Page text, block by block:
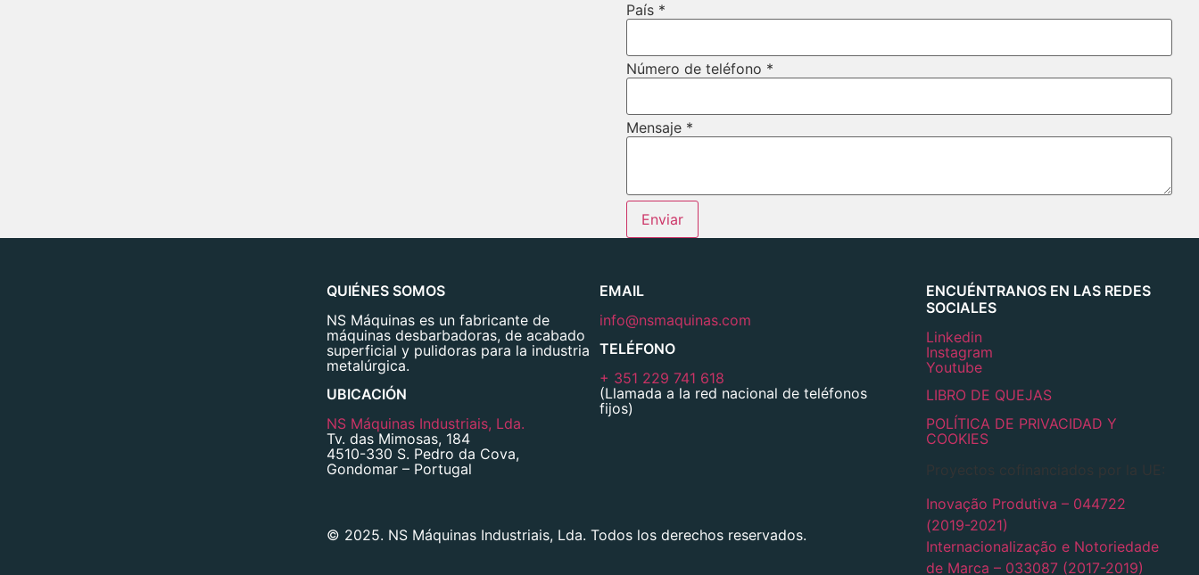
País *
Número de teléfono *
Mensaje *
Enviar
QUIÉNES SOMOS
NS Máquinas es un fabricante de
máquinas desbarbadoras, de acabado
superficial y pulidoras para la industria
metalúrgica.
UBICACIÓN
NS Máquinas Industriais, Lda.
Tv. das Mimosas, 184
4510-330 S. Pedro da Cova,
Gondomar – Portugal
EMAIL
info@nsmaquinas.com
TELÉFONO
+ 351 229 741 618
(Llamada a la red nacional de teléfonos
fijos)
© 2025. NS Máquinas Industriais, Lda. Todos los derechos reservados.
ENCUÉNTRANOS EN LAS REDES
SOCIALES
Linkedin
Instagram
Youtube
LIBRO DE QUEJAS
POLÍTICA DE PRIVACIDAD Y
COOKIES
Proyectos cofinanciados por la UE:
Inovação Produtiva – 044722
(2019-2021)
Internacionalização e Notoriedade
de Marca – 033087 (2017-2019)